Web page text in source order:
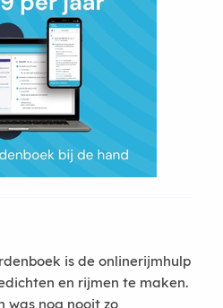
is de onlinerijmhulp
en rijmen te maken.
was nog nooit zo